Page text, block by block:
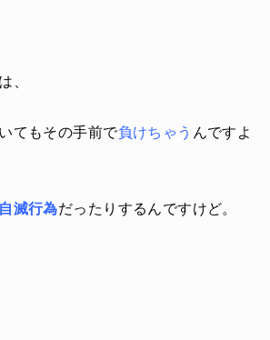
、
てもその手前で負けちゃう んですよ
自滅行為だったりするんですけど。